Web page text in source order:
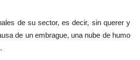
de su sector, es decir, sin querer y
de un embrague, una nube de humo